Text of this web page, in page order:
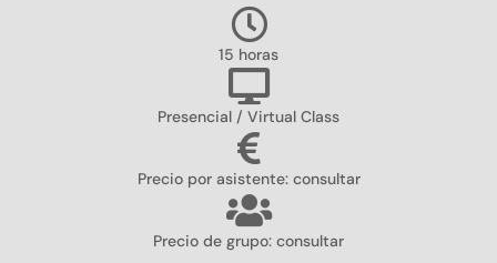
15 horas
Presencial / Virtual Class
Precio por asistente: consultar
Precio de grupo: consultar